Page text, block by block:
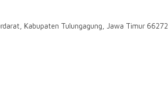
Kabupaten Tulungagung, Jawa Timur 66272